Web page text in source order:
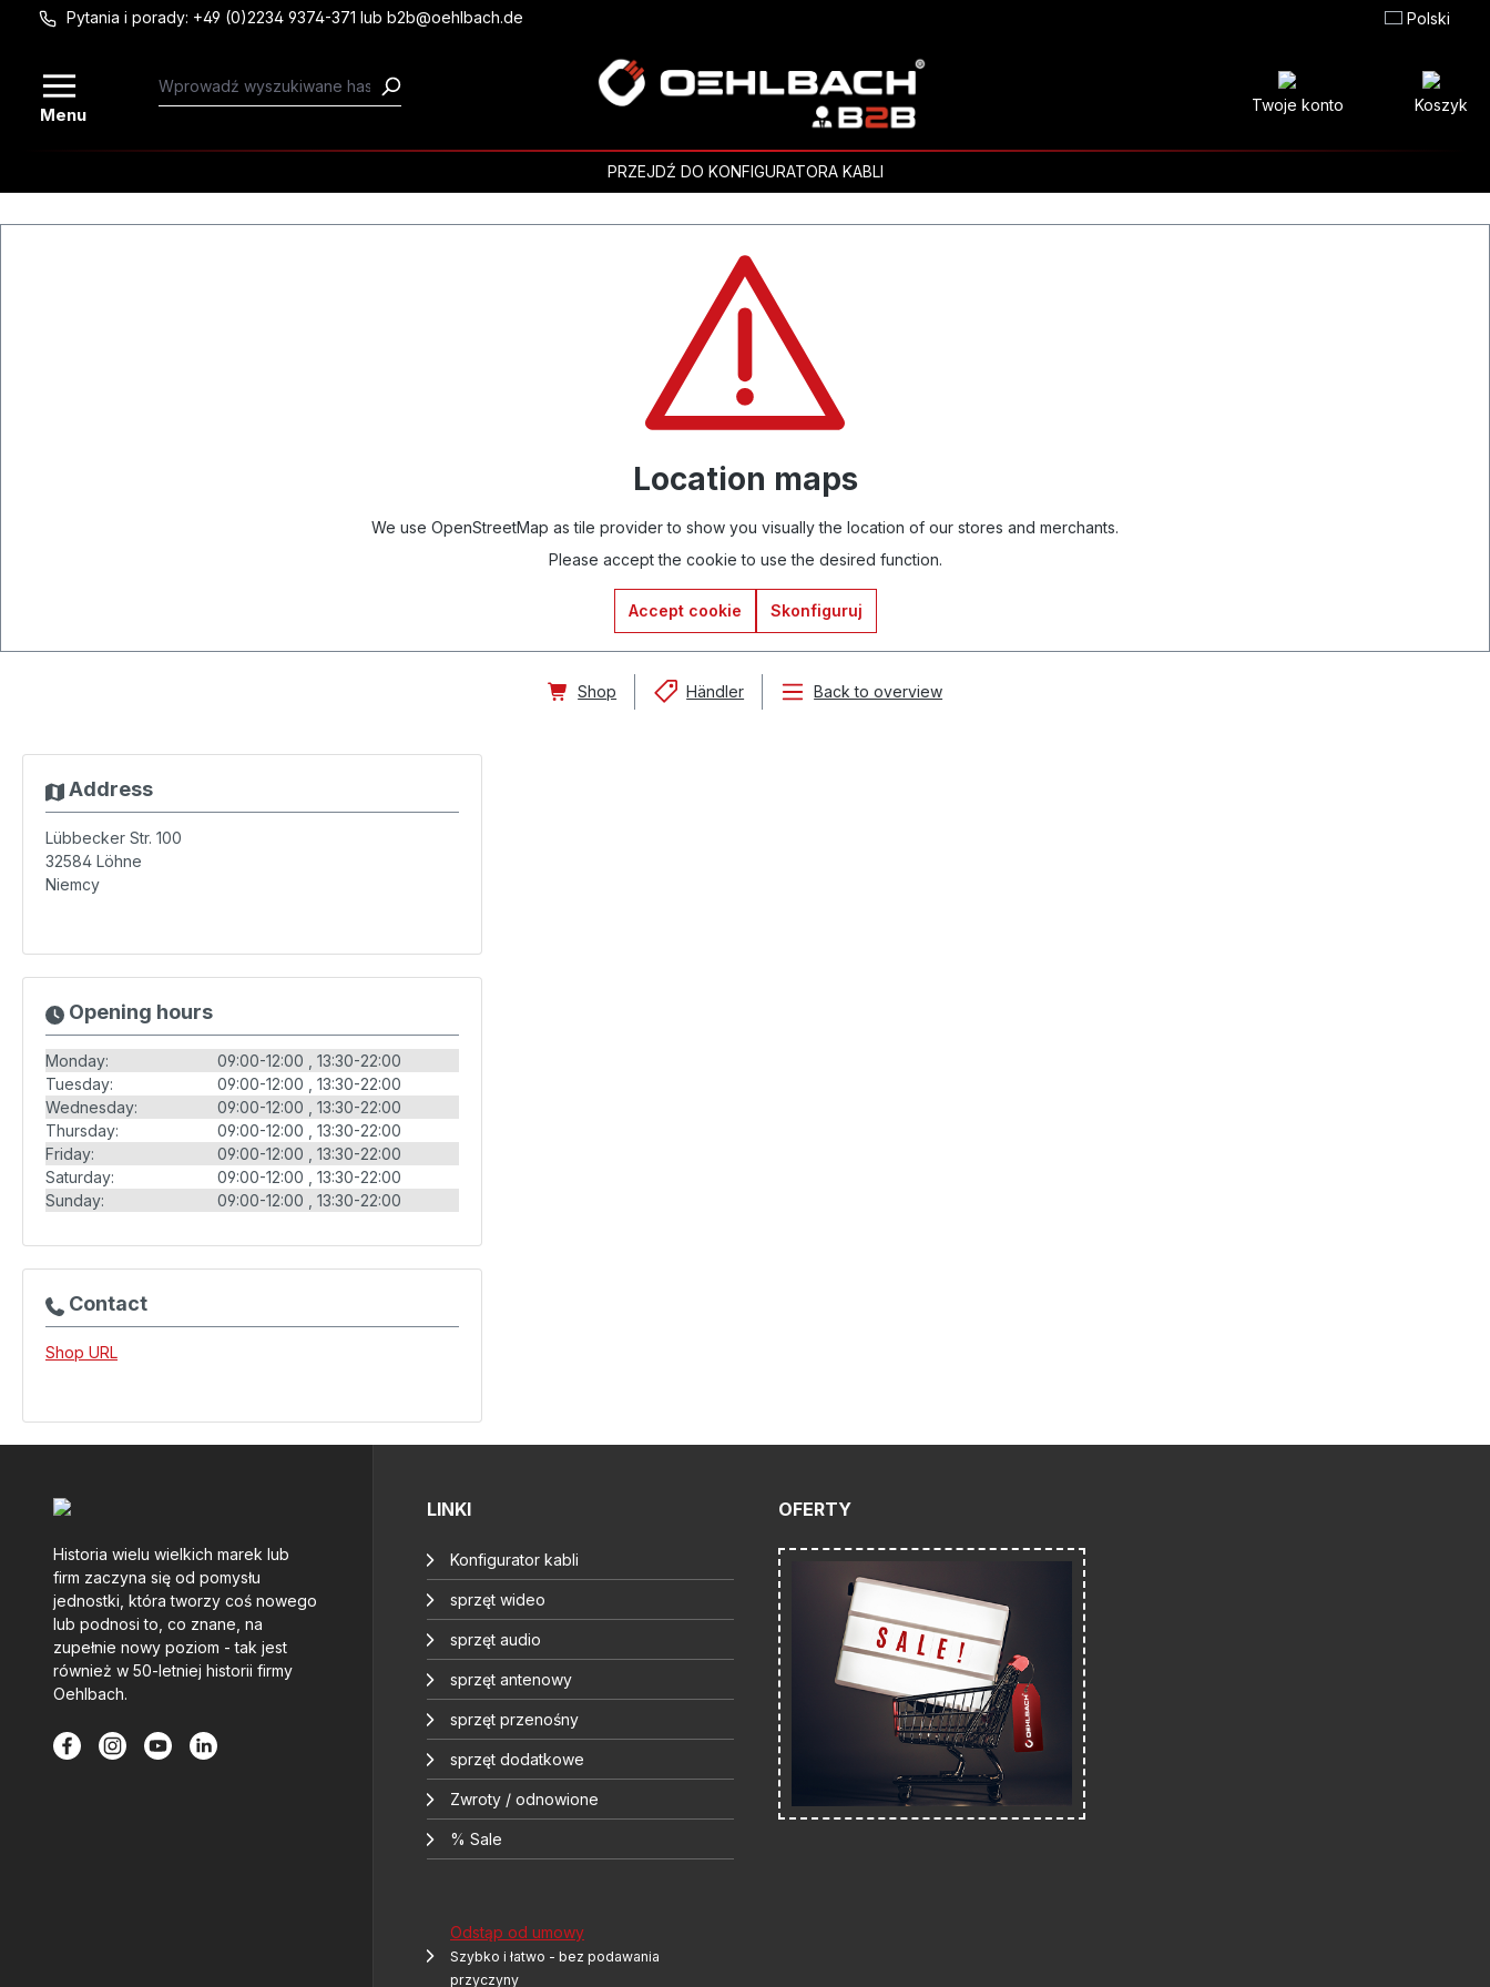
Przejdź do głównej zawartości
Pytania i porady: +49 (0)2234 9374-371 lub b2b@oehlbach.de Polski
Menu Twoje konto Koszyk
PRZEJDŹ DO KONFIGURATORA KABLI
Location maps
We use OpenStreetMap as tile provider to show you visually the location of our stores and merchants.
Please accept the cookie to use the desired function.
Accept cookie Skonfiguruj
Shop Händler Back to overview
Address
Lübbecker Str. 100
32584 Löhne
Niemcy
Opening hours
Monday: 09:00-12:00
13:30-22:00
Tuesday:
09:00-12:00
13:30-22:00
Wednesday:
09:00-12:00
13:30-22:00
Thursday:
09:00-12:00
13:30-22:00
Friday:
09:00-12:00
13:30-22:00
Saturday:
09:00-12:00
13:30-22:00
Sunday:
09:00-12:00 13:30-22:00
Contact
Shop URL
Historia wielu wielkich marek lub
firm zaczyna się od pomysłu
jednostki, która tworzy coś nowego
lub podnosi to, co znane, na
zupełnie nowy poziom - tak jest
również w 50-letniej historii firmy
Oehlbach.
LINKI
Konfigurator kabli
sprzęt wideo
sprzęt audio
sprzęt antenowy
sprzęt przenośny
sprzęt dodatkowe
Zwroty / odnowione
% Sale
Odstąp od umowy
Szybko i łatwo - bez podawania
przyczyny
OFERTY